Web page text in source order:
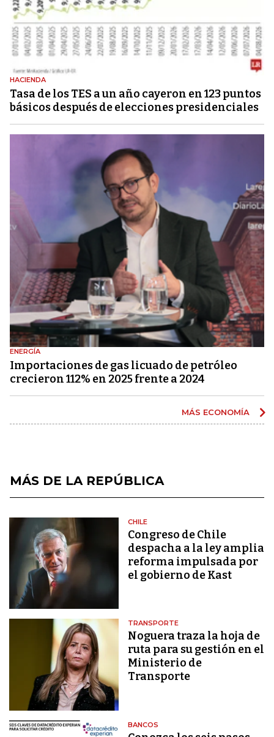
HACIENDA
Tasa de los TES a un año cayeron en 123 puntos
básicos después de elecciones presidenciales
ENERGÍA
Importaciones de gas licuado de petróleo
crecieron 112% en 2025 frente a 2024
MÁS ECONOMÍA
MÁS DE LA REPÚBLICA
CHILE
Congreso de Chile
despacha a la ley amplia
reforma impulsada por
el gobierno de Kast
TRANSPORTE
Noguera traza la hoja de
ruta para su gestión en el
Ministerio de
Transporte
BANCOS